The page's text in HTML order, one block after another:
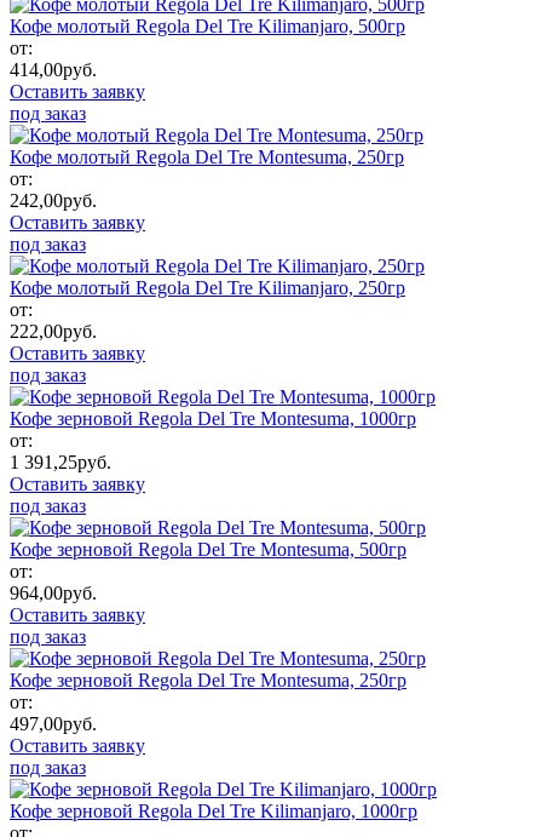
Кофе молотый Regola Del Tre Kilimanjaro, 500гр
от:
414,00руб.
Оставить заявку
под заказ
Кофе молотый Regola Del Tre Montesuma, 250гр
от:
242,00руб.
Оставить заявку
под заказ
Кофе молотый Regola Del Tre Kilimanjaro, 250гр
от:
222,00руб.
Оставить заявку
под заказ
Кофе зерновой Regola Del Tre Montesuma, 1000гр
от:
1 391,25руб.
Оставить заявку
под заказ
Кофе зерновой Regola Del Tre Montesuma, 500гр
от:
964,00руб.
Оставить заявку
под заказ
Кофе зерновой Regola Del Tre Montesuma, 250гр
от:
497,00руб.
Оставить заявку
под заказ
Кофе зерновой Regola Del Tre Kilimanjaro, 1000гр
от: